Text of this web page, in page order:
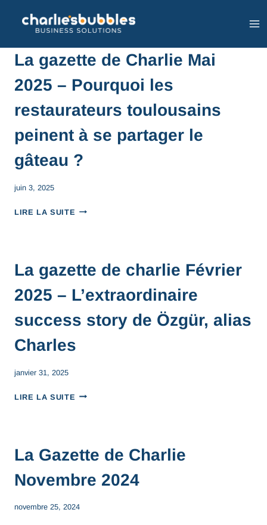
La gazette de Charlie Mai
2025 – Pourquoi les
restaurateurs toulousains
peinent à se partager le
gâteau ?
juin 3, 2025
LIRE LA SUITE
La gazette de charlie Février
2025 – L’extraordinaire
success story de Özgür, alias
Charles
janvier 31, 2025
LIRE LA SUITE
La Gazette de Charlie
Novembre 2024
novembre 25, 2024